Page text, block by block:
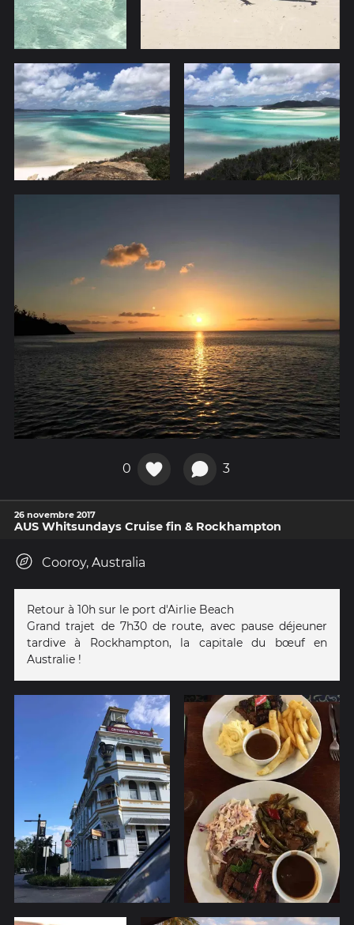
0 3
26 novembre 2017
AUS Whitsundays Cruise fin & Rockhampton
Cooroy, Australia
Retour à 10h sur le port d'Airlie Beach
Grand trajet de 7h30 de route, avec pause déjeuner
tardive à Rockhampton, la capitale du bœuf en
Australie !